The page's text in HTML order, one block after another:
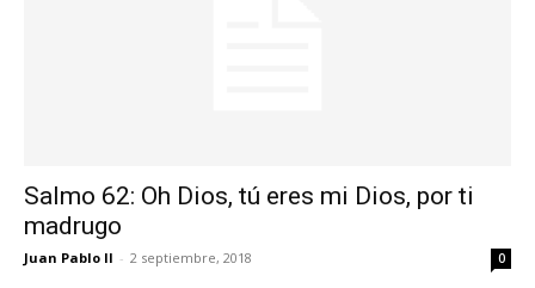
Salmo 62: Oh Dios, tú eres mi Dios, por ti
madrugo
Juan Pablo II - 2 septiembre, 2018 0